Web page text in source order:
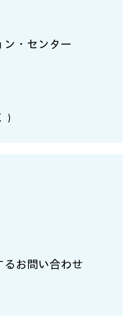
ン・センター
る お問い合わせ